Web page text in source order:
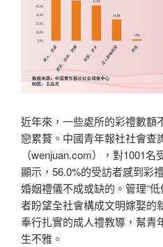
近年來，一些處所的彩禮數額
戀累贅。中國青年報社社會查
（wenjuan.com），對1001
顯示，56.0%的受訪者感到彩
婚姻禮儀不成或缺的。管理“低
者盼望全社會構成文明嫁娶的
奉行扎實的成人禮教導，幫青
生不雅。